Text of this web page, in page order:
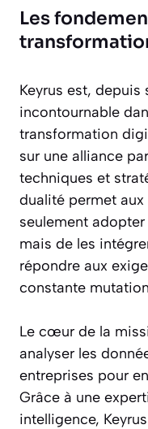
Les
Keyrus est,
incontournable
transformation
sur une alliance
techniques et
dualité permet
seulement
mais de les
répondre aux
constante
Le cœur de la
analyser les
entreprises pour
Grâce à une
intelligence,